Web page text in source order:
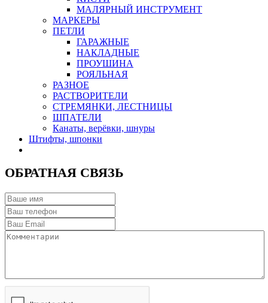
МАЛЯРНЫЙ ИНСТРУМЕНТ
МАРКЕРЫ
ПЕТЛИ
ГАРАЖНЫЕ
НАКЛАДНЫЕ
ПРОУШИНА
РОЯЛЬНАЯ
РАЗНОЕ
РАСТВОРИТЕЛИ
СТРЕМЯНКИ, ЛЕСТНИЦЫ
ШПАТЕЛИ
Канаты, верёвки, шнуры
Штифты, шпонки
ОБРАТНАЯ СВЯЗЬ